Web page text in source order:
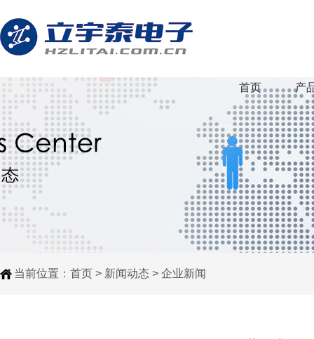
首页 产
当前位置： 首页 > 新闻动态 > 企业新闻